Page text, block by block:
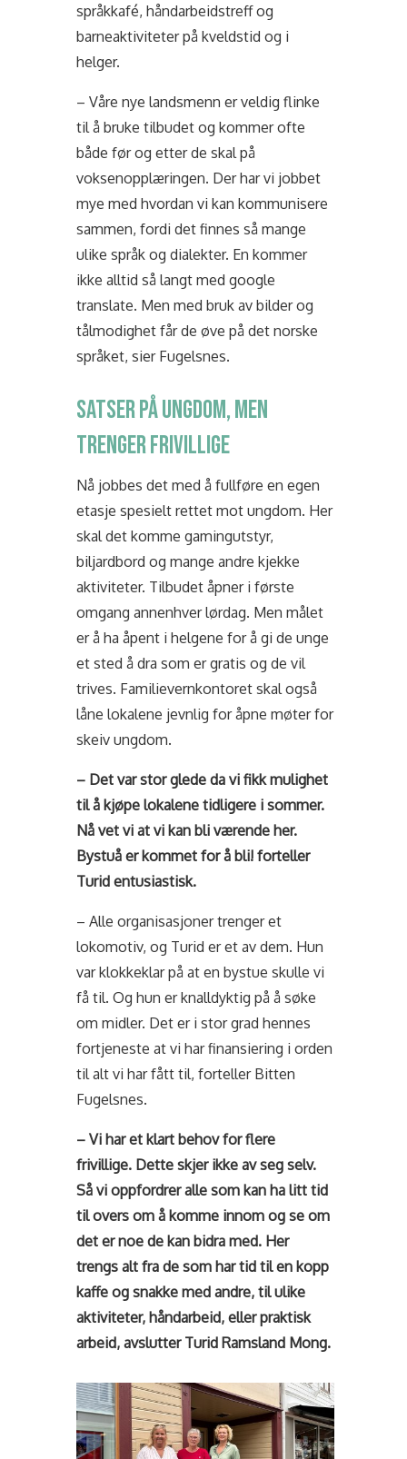
språkkafé, håndarbeidstreff og
barneaktiviteter på kveldstid og i
helger.
– Våre nye landsmenn er veldig flinke
til å bruke tilbudet og kommer ofte
både før og etter de skal på
voksenopplæringen. Der har vi jobbet
mye med hvordan vi kan kommunisere
sammen, fordi det finnes så mange
ulike språk og dialekter. En kommer
ikke alltid så langt med google
translate. Men med bruk av bilder og
tålmodighet får de øve på det norske
språket, sier Fugelsnes.
SATSER PÅ UNGDOM, MEN
TRENGER FRIVILLIGE
Nå jobbes det med å fullføre en egen
etasje spesielt rettet mot ungdom. Her
skal det komme gamingutstyr,
biljardbord og mange andre kjekke
aktiviteter. Tilbudet åpner i første
omgang annenhver lørdag. Men målet
er å ha åpent i helgene for å gi de unge
et sted å dra som er gratis og de vil
trives. Familievernkontoret skal også
låne lokalene jevnlig for åpne møter for
skeiv ungdom.
– Det var stor glede da vi fikk mulighet
til å kjøpe lokalene tidligere i sommer.
Nå vet vi at vi kan bli værende her.
Bystuå er kommet for å bli! forteller
Turid entusiastisk.
– Alle organisasjoner trenger et
lokomotiv, og Turid er et av dem. Hun
var klokkeklar på at en bystue skulle vi
få til. Og hun er knalldyktig på å søke
om midler. Det er i stor grad hennes
fortjeneste at vi har finansiering i orden
til alt vi har fått til, forteller Bitten
Fugelsnes.
– Vi har et klart behov for flere
frivillige. Dette skjer ikke av seg selv.
Så vi oppfordrer alle som kan ha litt tid
til overs om å komme innom og se om
det er noe de kan bidra med. Her
trengs alt fra de som har tid til en kopp
kaffe og snakke med andre, til ulike
aktiviteter, håndarbeid, eller praktisk
arbeid, avslutter Turid Ramsland Mong.